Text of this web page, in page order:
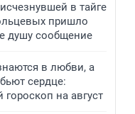
в тайге
пришло
душу сообщение
в любви, а
сердце:
на август